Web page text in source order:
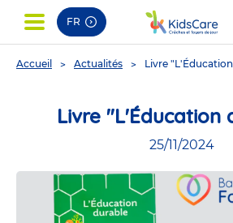
FR
You
Accueil Actualités Livre
Livre "L'Éducation
25/11/2024